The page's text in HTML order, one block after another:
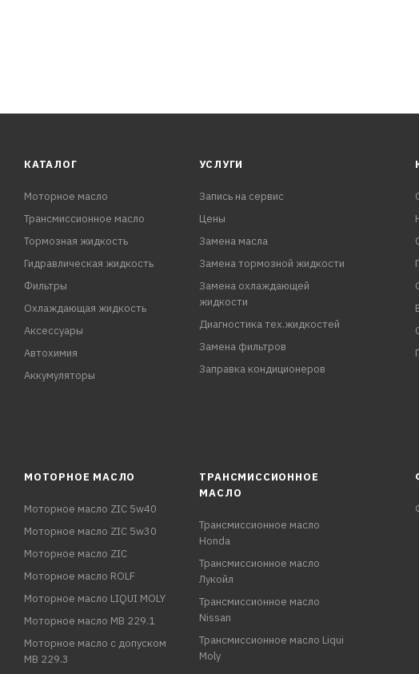
КАТАЛОГ
Моторное масло
Трансмиссионное масло
Тормозная жидкость
Гидравлическая жидкость
Фильтры
Охлаждающая жидкость
Аксессуары
Автохимия
Аккумуляторы
УСЛУГИ
Запись на сервис
Цены
Замена масла
Замена тормозной жидкости
Замена охлаждающей
жидкости
Диагностика тех.жидкостей
Замена фильтров
Заправка кондиционеров
МОТОРНОЕ МАСЛО
Моторное масло ZIC 5w40
Моторное масло ZIC 5w30
Моторное масло ZIC
Моторное масло ROLF
Моторное масло LIQUI MOLY
Моторное масло MB 229.1
Моторное масло с допуском
MB 229.3
ТРАНСМИССИОННОЕ
МАСЛО
Трансмиссионное масло
Honda
Трансмиссионное масло
Лукойл
Трансмиссионное масло
Nissan
Трансмиссионное масло Liqui
Moly